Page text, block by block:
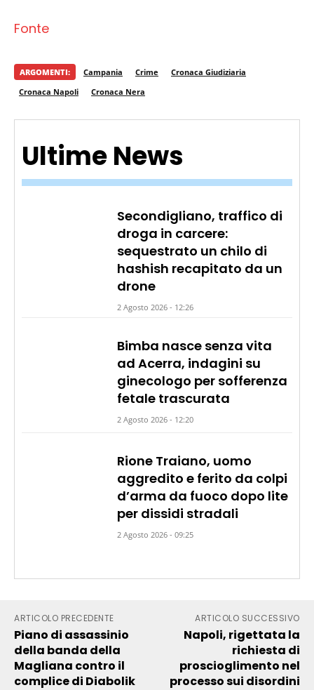
Ultime News
Secondigliano, traffico di
droga in carcere:
sequestrato un chilo di
hashish recapitato da un
drone
2 Agosto 2026 - 12:26
Bimba nasce senza vita
ad Acerra, indagini su
ginecologo per sofferenza
fetale trascurata
2 Agosto 2026 - 12:20
Rione Traiano, uomo
aggredito e ferito da colpi
d’arma da fuoco dopo lite
per dissidi stradali
2 Agosto 2026 - 09:25
Fonte
ARGOMENTI: Campania Crime
Cronaca Giudiziaria
Cronaca Napoli
Cronaca Nera
ARTICOLO PRECEDENTE
Piano di assassinio
della banda della
Magliana contro il
complice di Diabolik
ARTICOLO SUCCESSIVO
Napoli, rigettata la
richiesta di
proscioglimento nel
processo sui disordini